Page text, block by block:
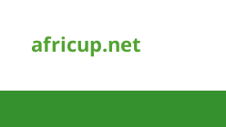
africup.net